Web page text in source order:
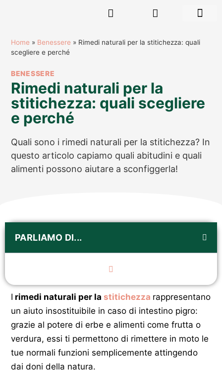
Home » Benessere » Rimedi naturali per la stitichezza: quali
scegliere e perché
BENESSERE
Rimedi naturali per la
stitichezza: quali scegliere
e perché
Quali sono i rimedi naturali per la stitichezza? In
questo articolo capiamo quali abitudini e quali
alimenti possono aiutare a sconfiggerla!
PARLIAMO DI...
I rimedi naturali per la stitichezza rappresentano
un aiuto insostituibile in caso di intestino pigro:
grazie al potere di erbe e alimenti come frutta o
verdura, essi ti permettono di rimettere in moto le
tue normali funzioni semplicemente attingendo
dai doni della natura.